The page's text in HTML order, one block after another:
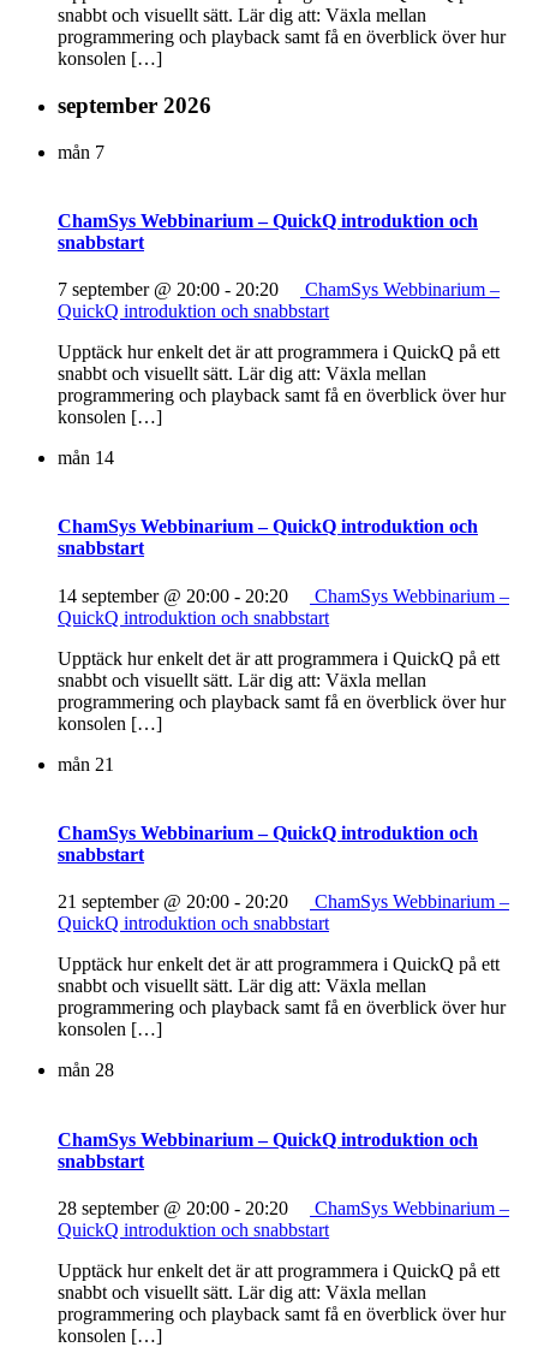
snabbt och visuellt sätt. Lär dig att: Växla mellan
programmering och playback samt få en överblick över hur
konsolen […]
september 2026
mån 7
ChamSys Webbinarium – QuickQ introduktion och
snabbstart
7 september @ 20:00 - 20:20
ChamSys Webbinarium –
QuickQ introduktion och snabbstart
Upptäck hur enkelt det är att programmera i QuickQ på ett
snabbt och visuellt sätt. Lär dig att: Växla mellan
programmering och playback samt få en överblick över hur
konsolen […]
mån 14
ChamSys Webbinarium – QuickQ introduktion och
snabbstart
14 september @ 20:00 - 20:20
ChamSys Webbinarium –
QuickQ introduktion och snabbstart
Upptäck hur enkelt det är att programmera i QuickQ på ett
snabbt och visuellt sätt. Lär dig att: Växla mellan
programmering och playback samt få en överblick över hur
konsolen […]
mån 21
ChamSys Webbinarium – QuickQ introduktion och
snabbstart
21 september @ 20:00 - 20:20
ChamSys Webbinarium –
QuickQ introduktion och snabbstart
Upptäck hur enkelt det är att programmera i QuickQ på ett
snabbt och visuellt sätt. Lär dig att: Växla mellan
programmering och playback samt få en överblick över hur
konsolen […]
mån 28
ChamSys Webbinarium – QuickQ introduktion och
snabbstart
28 september @ 20:00 - 20:20
ChamSys Webbinarium –
QuickQ introduktion och snabbstart
Upptäck hur enkelt det är att programmera i QuickQ på ett
snabbt och visuellt sätt. Lär dig att: Växla mellan
programmering och playback samt få en överblick över hur
konsolen […]